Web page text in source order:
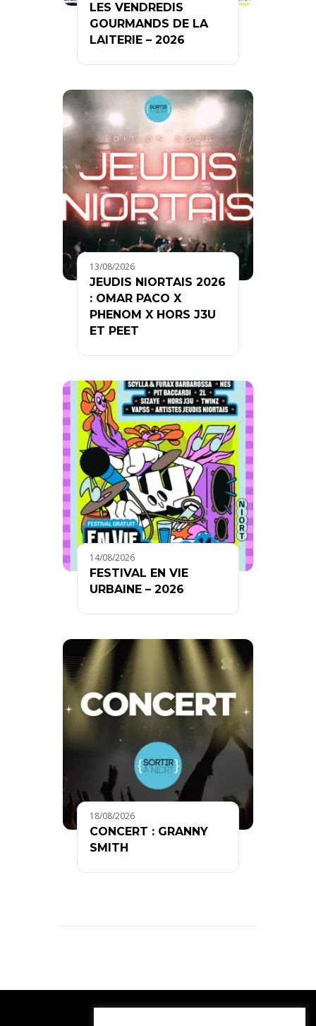
LES VENDREDIS
GOURMANDS DE LA
LAITERIE – 2026
13/08/2026
JEUDIS NIORTAIS 2026
: OMAR PACO X
PHENOM X HORS J3U
ET PEET
14/08/2026
FESTIVAL EN VIE
URBAINE – 2026
18/08/2026
CONCERT : GRANNY
SMITH